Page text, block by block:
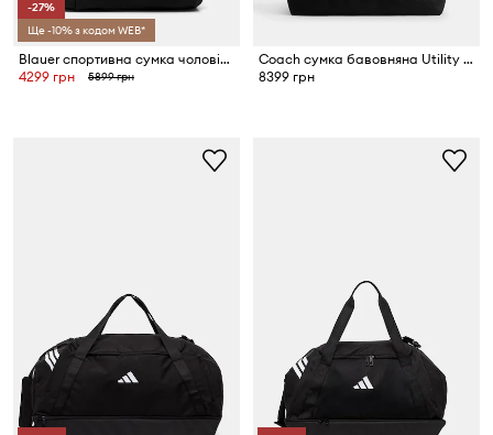
-27%
Ще -10% з кодом WEB*
Blauer спортивна сумка чоловіча
4299 грн
5899 грн
Coach сумка бавовняна Utility Tote
8399 грн